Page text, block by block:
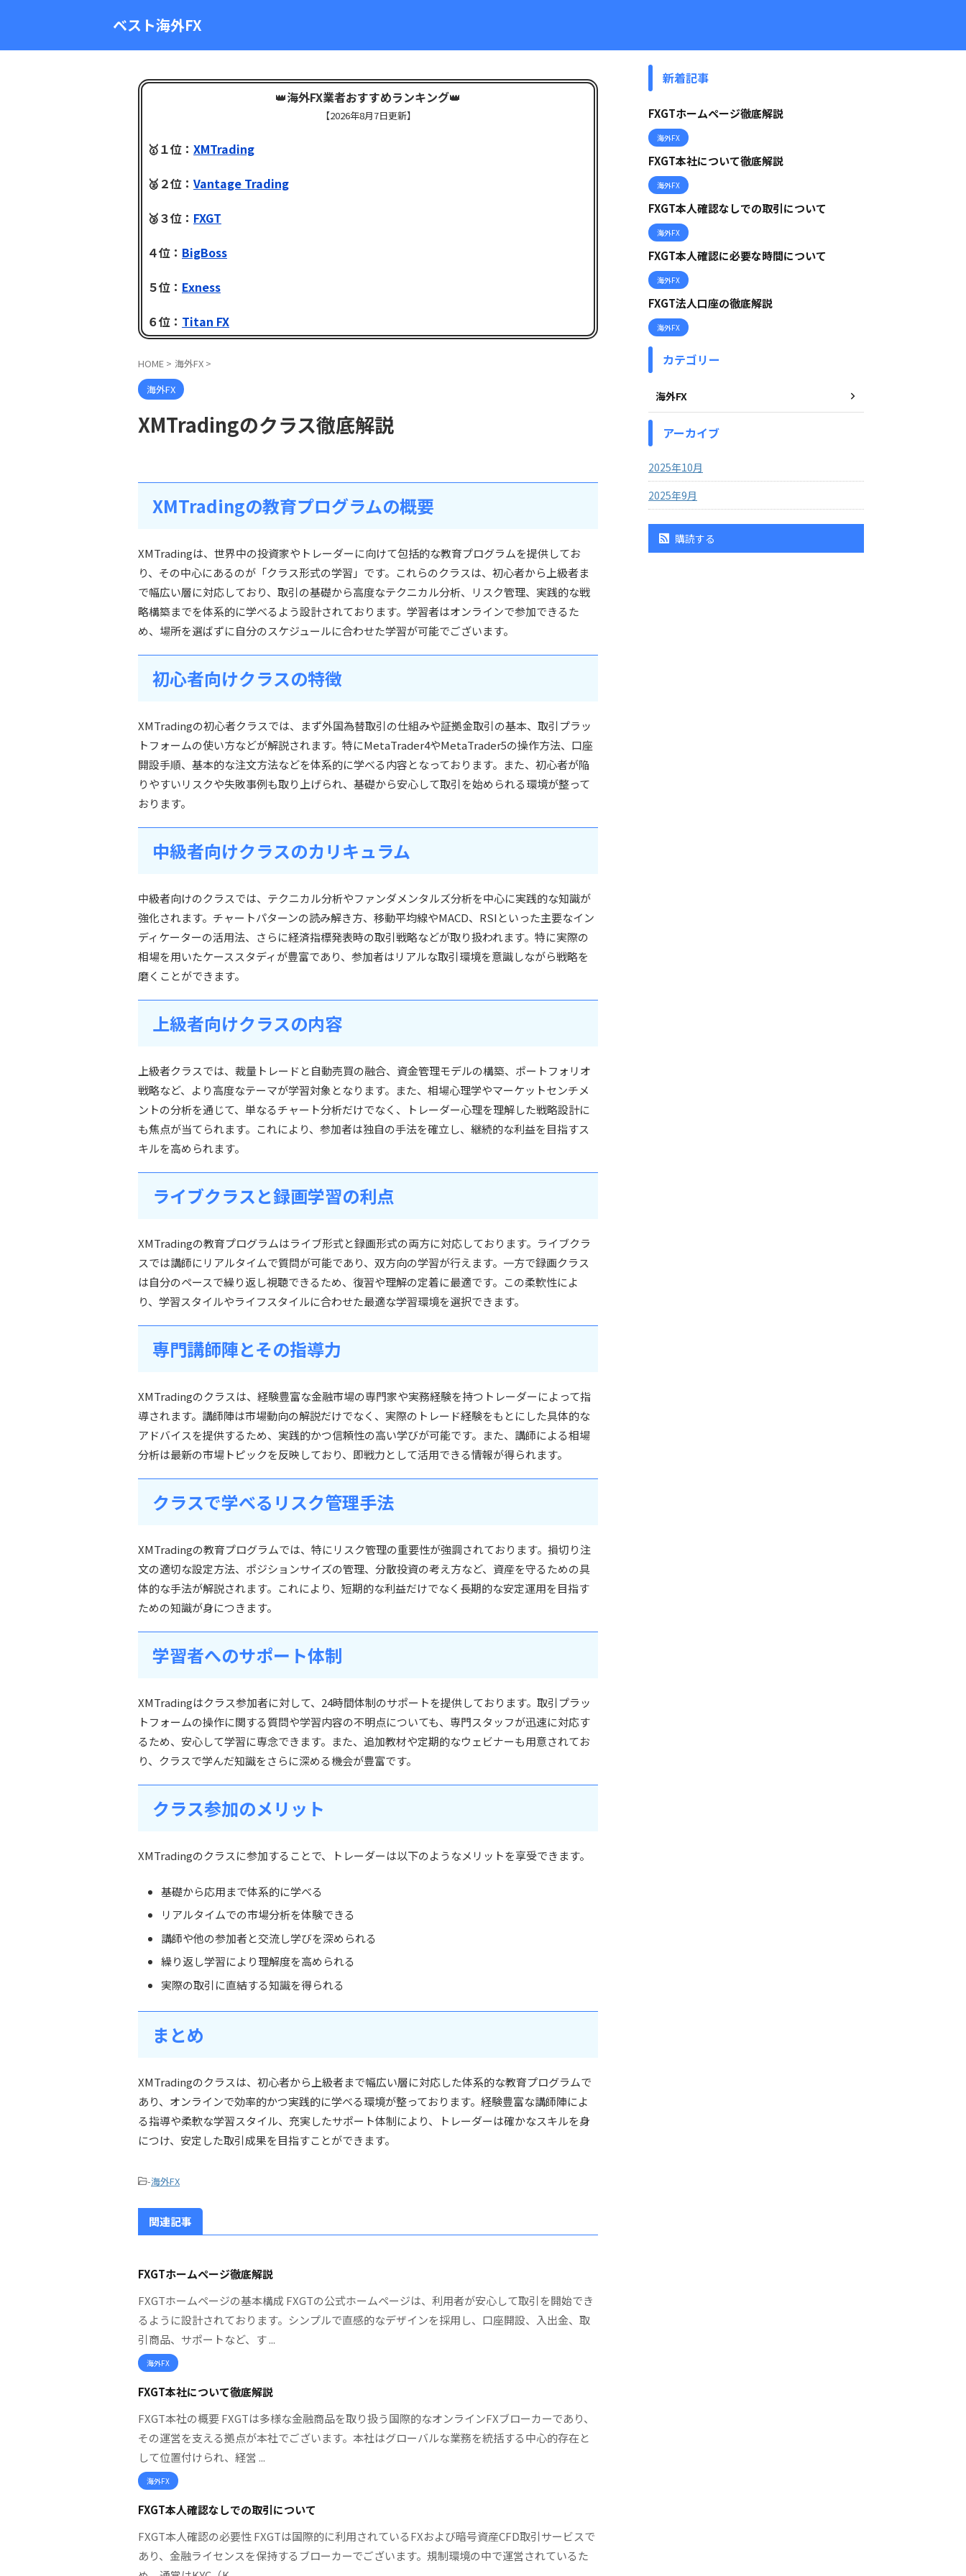
ベスト海外FX
👑海外FX業者おすすめランキング👑
【2026年8月7日更新】
🥇１位： XMTrading
🥈２位： Vantage Trading
🥉３位： FXGT
４位： BigBoss
５位： Exness
６位： Titan FX
HOME > 海外FX >
海外FX
XMTradingのクラス徹底解説
XMTradingの教育プログラムの概要
XMTradingは、世界中の投資家やトレーダーに向けて包括的な教育プログラムを提供してお
り、その中心にあるのが「クラス形式の学習」です。これらのクラスは、初心者から上級者ま
で幅広い層に対応しており、取引の基礎から高度なテクニカル分析、リスク管理、実践的な戦
略構築までを体系的に学べるよう設計されております。学習者はオンラインで参加できるた
め、場所を選ばずに自分のスケジュールに合わせた学習が可能でございます。
初心者向けクラスの特徴
XMTradingの初心者クラスでは、まず外国為替取引の仕組みや証拠金取引の基本、取引プラッ
トフォームの使い方などが解説されます。特にMetaTrader4やMetaTrader5の操作方法、口座
開設手順、基本的な注文方法などを体系的に学べる内容となっております。また、初心者が陥
りやすいリスクや失敗事例も取り上げられ、基礎から安心して取引を始められる環境が整って
おります。
中級者向けクラスのカリキュラム
中級者向けのクラスでは、テクニカル分析やファンダメンタルズ分析を中心に実践的な知識が
強化されます。チャートパターンの読み解き方、移動平均線やMACD、RSIといった主要なイン
ディケーターの活用法、さらに経済指標発表時の取引戦略などが取り扱われます。特に実際の
相場を用いたケーススタディが豊富であり、参加者はリアルな取引環境を意識しながら戦略を
磨くことができます。
上級者向けクラスの内容
上級者クラスでは、裁量トレードと自動売買の融合、資金管理モデルの構築、ポートフォリオ
戦略など、より高度なテーマが学習対象となります。また、相場心理学やマーケットセンチメ
ントの分析を通じて、単なるチャート分析だけでなく、トレーダー心理を理解した戦略設計に
も焦点が当てられます。これにより、参加者は独自の手法を確立し、継続的な利益を目指すス
キルを高められます。
ライブクラスと録画学習の利点
XMTradingの教育プログラムはライブ形式と録画形式の両方に対応しております。ライブクラ
スでは講師にリアルタイムで質問が可能であり、双方向の学習が行えます。一方で録画クラス
は自分のペースで繰り返し視聴できるため、復習や理解の定着に最適です。この柔軟性によ
り、学習スタイルやライフスタイルに合わせた最適な学習環境を選択できます。
専門講師陣とその指導力
XMTradingのクラスは、経験豊富な金融市場の専門家や実務経験を持つトレーダーによって指
導されます。講師陣は市場動向の解説だけでなく、実際のトレード経験をもとにした具体的な
アドバイスを提供するため、実践的かつ信頼性の高い学びが可能です。また、講師による相場
分析は最新の市場トピックを反映しており、即戦力として活用できる情報が得られます。
クラスで学べるリスク管理手法
XMTradingの教育プログラムでは、特にリスク管理の重要性が強調されております。損切り注
文の適切な設定方法、ポジションサイズの管理、分散投資の考え方など、資産を守るための具
体的な手法が解説されます。これにより、短期的な利益だけでなく長期的な安定運用を目指す
ための知識が身につきます。
学習者へのサポート体制
XMTradingはクラス参加者に対して、24時間体制のサポートを提供しております。取引プラッ
トフォームの操作に関する質問や学習内容の不明点についても、専門スタッフが迅速に対応す
るため、安心して学習に専念できます。また、追加教材や定期的なウェビナーも用意されてお
り、クラスで学んだ知識をさらに深める機会が豊富です。
クラス参加のメリット
XMTradingのクラスに参加することで、トレーダーは以下のようなメリットを享受できます。
基礎から応用まで体系的に学べる
リアルタイムでの市場分析を体験できる
講師や他の参加者と交流し学びを深められる
繰り返し学習により理解度を高められる
実際の取引に直結する知識を得られる
まとめ
XMTradingのクラスは、初心者から上級者まで幅広い層に対応した体系的な教育プログラムで
あり、オンラインで効率的かつ実践的に学べる環境が整っております。経験豊富な講師陣によ
る指導や柔軟な学習スタイル、充実したサポート体制により、トレーダーは確かなスキルを身
につけ、安定した取引成果を目指すことができます。
-海外FX
関連記事
FXGTホームページ徹底解説
FXGTホームページの基本構成 FXGTの公式ホームページは、利用者が安心して取引を開始でき
るように設計されております。シンプルで直感的なデザインを採用し、口座開設、入出金、取
引商品、サポートなど、す ...
海外FX
FXGT本社について徹底解説
FXGT本社の概要 FXGTは多様な金融商品を取り扱う国際的なオンラインFXブローカーであり、
その運営を支える拠点が本社でございます。本社はグローバルな業務を統括する中心的存在と
して位置付けられ、経営 ...
海外FX
FXGT本人確認なしでの取引について
FXGT本人確認の必要性 FXGTは国際的に利用されているFXおよび暗号資産CFD取引サービスで
あり、金融ライセンスを保持するブローカーでございます。規制環境の中で運営されているた
新着記事
FXGTホームページ徹底解説
海外FX
FXGT本社について徹底解説
海外FX
FXGT本人確認なしでの取引について
海外FX
FXGT本人確認に必要な時間について
海外FX
FXGT法人口座の徹底解説
海外FX
カテゴリー
海外FX
アーカイブ
2025年10月
2025年9月
購読する